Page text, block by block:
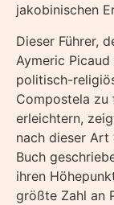
jakobinischen
Dieser Führer,
Aymeric
politisch-
Compostela zu
erleichtern,
nach dieser Art
Buch
ihren
größte Zahl an